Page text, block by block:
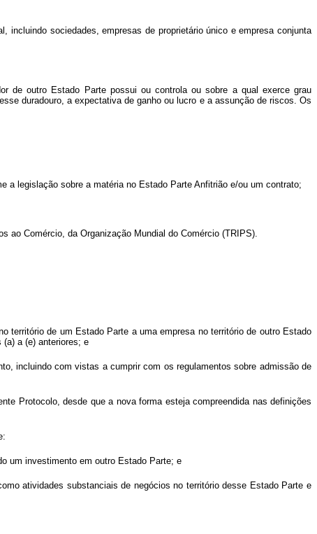
incluindo sociedades, empresas de proprietário único e empresa conjunta
de outro Estado Parte possui ou controla ou sobre a qual exerce grau
duradouro, a expectativa de ganho ou lucro e a assunção de riscos. Os
a legislação sobre a matéria no Estado Parte Anfitrião e/ou um contrato;
ao Comércio, da Organização Mundial do Comércio (TRIPS).
território de um Estado Parte a uma empresa no território de outro Estado
a (e) anteriores; e
incluindo com vistas a cumprir com os regulamentos sobre admissão de
Protocolo, desde que a nova forma esteja compreendida nas definições
um investimento em outro Estado Parte; e
atividades substanciais de negócios no território desse Estado Parte e